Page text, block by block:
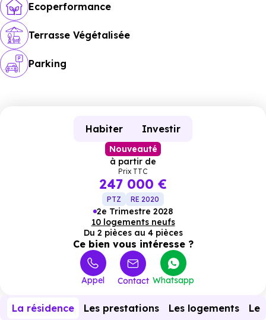
Ecoperformance
Terrasse Végétalisée
Parking
Habiter Investir
Nouveauté
à partir de
Prix TTC
247 000 €
PTZ RE 2020
2e Trimestre 2028
10 logements neufs
Du 2 pièces au 4 pièces
Ce bien vous intéresse ?
Appel Contact Whatsapp
La résidence Les prestations Les logements Le